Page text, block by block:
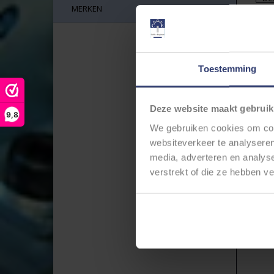
Toestemming
Deze website maakt
We gebruiken cookies om
websiteverkeer te
media, adverteren en
verstrekt of die ze hebben
9,8
MERKEN